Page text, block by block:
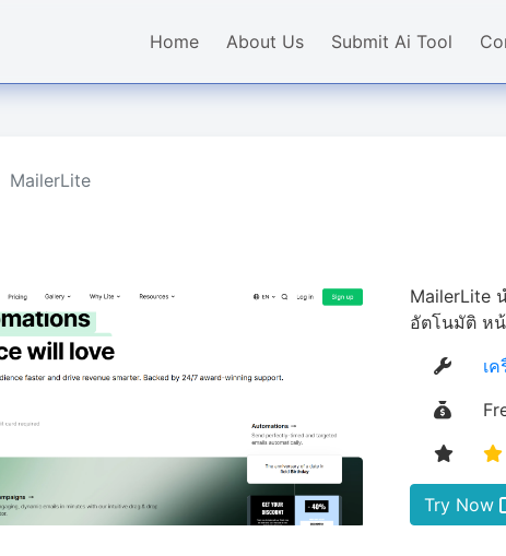
Home About Us Submit Ai Tool
MailerLite
MailerLite
อัตโนมัติ หน้
เ
Try Now